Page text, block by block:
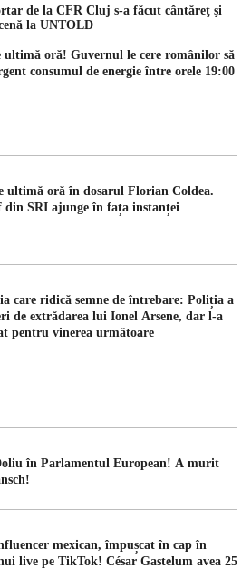
de la CFR Cluj s-a făcut cântăreţ şi
la UNTOLD
ultimă oră! Guvernul le cere românilor să
consumul de energie între orele 19:00
ultimă oră în dosarul Florian Coldea.
din SRI ajunge în fața instanței
care ridică semne de întrebare: Poliția a
de extrădarea lui Ionel Arsene, dar l-a
pentru vinerea următoare
în Parlamentul European! A murit
mexican, împușcat în cap în
live pe TikTok! César Gastelum avea 25